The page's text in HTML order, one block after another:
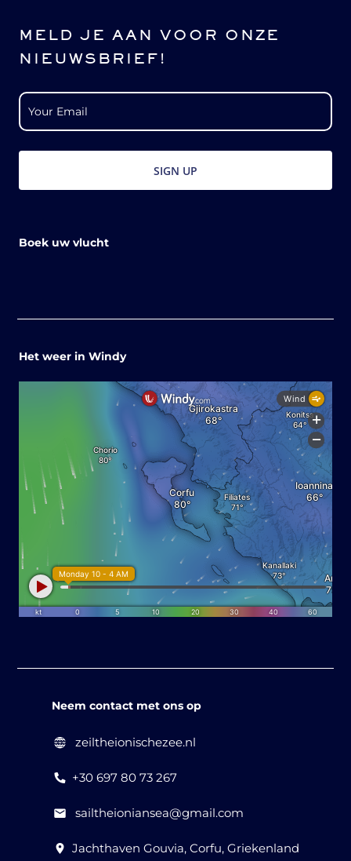
MELD JE AAN VOOR ONZE
NIEUWSBRIEF!
Boek uw vlucht
Neem contact met ons op
zeiltheionischezee.nl
+30 697 80 73 267
sailtheioniansea@gmail.com
Jachthaven Gouvia, Corfu, Griekenland
Het weer in Windy